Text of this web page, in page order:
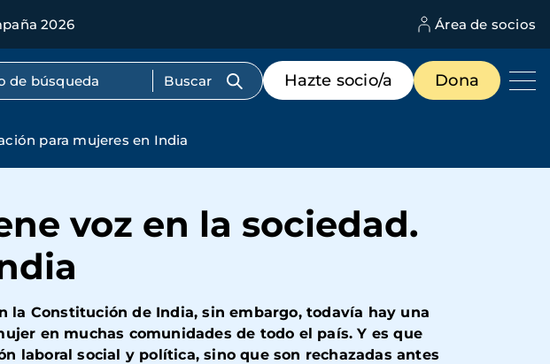
2026 Área de socios
completo
Menú
de
destacados
Hazte socio/a Dona
para mujeres en India
voz en la sociedad.
Constitución de India, sin embargo, todavía hay una
en muchas comunidades de todo el país. Y es que
laboral social y política, sino que son rechazadas antes